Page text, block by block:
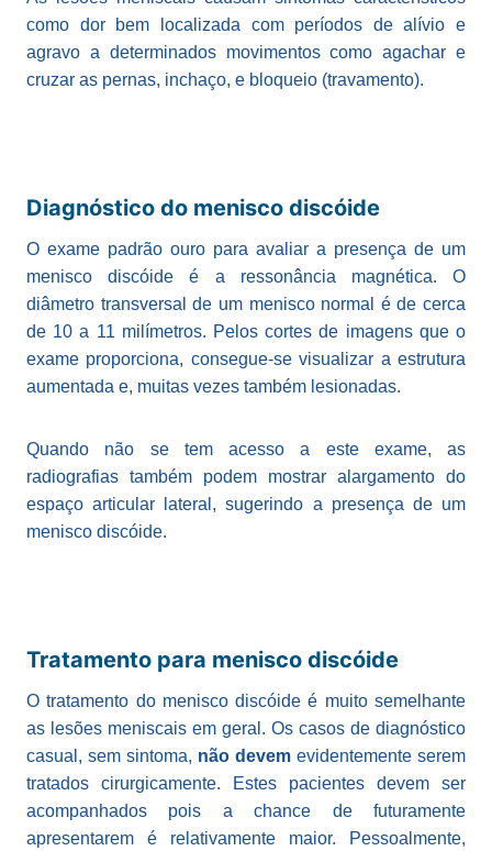
como dor bem localizada com períodos de alívio e
agravo a determinados movimentos como agachar e
cruzar as pernas, inchaço, e bloqueio (travamento).
Diagnóstico do menisco discóide
O exame padrão ouro para avaliar a presença de um
menisco discóide é a ressonância magnética. O
diâmetro transversal de um menisco normal é de cerca
de 10 a 11 milímetros. Pelos cortes de imagens que o
exame proporciona, consegue-se visualizar a estrutura
aumentada e, muitas vezes também lesionadas.
Quando não se tem acesso a este exame, as
radiografias também podem mostrar alargamento do
espaço articular lateral, sugerindo a presença de um
menisco discóide.
Tratamento para menisco discóide
O tratamento do menisco discóide é muito semelhante
as lesões meniscais em geral. Os casos de diagnóstico
casual, sem sintoma, não devem evidentemente serem
tratados cirurgicamente. Estes pacientes devem ser
acompanhados pois a chance de futuramente
apresentarem é relativamente maior. Pessoalmente,